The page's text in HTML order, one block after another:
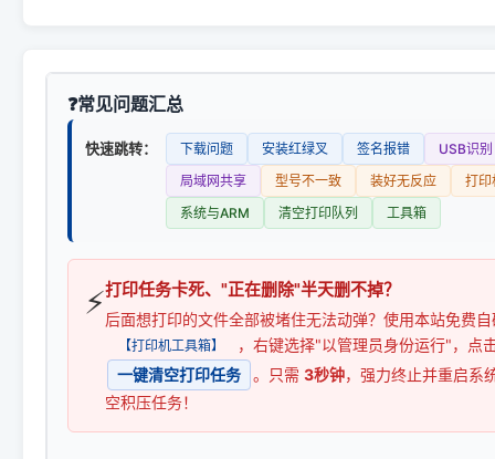
常见问题汇总
快速跳转： 下载问题 安装红绿叉 签名报错
USB识别
局域网共享
型号不一致 装好无反应
打印
系统与ARM
清空打印队列 工具箱
⚡打印任务卡死、"正在删除"半天删不掉？
后面想打印的文件全部被堵住无法动弹？使用本站免费
【打印机工具箱】
，右键选择"以管理员身份运行"，点
一键清空打印任务
。只需 3秒钟，强力终止并重启系
空积压任务！